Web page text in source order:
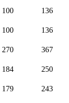
100
136
100 136
270 367
184
250
179
243